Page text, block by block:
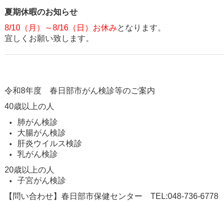
夏期休暇のお知らせ
8/10（月）～8/16（日） お休みとなります。
宜しくお願い致します。
令和8年度 春日部市がん検診等のご案内
40歳以上の人
肺がん検診
大腸がん検診
肝炎ウイルス検診
乳がん検診
20歳以上の人
子宮がん検診
【問い合わせ】春日部市保健センター TEL:048-736-6778